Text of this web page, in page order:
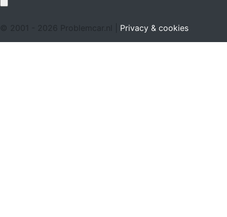
© 2001 - 2026 Problemcar.nl | Privacy & cookies